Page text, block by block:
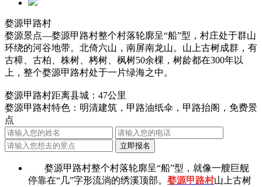
婺源甲路村
婺源景点—婺源甲路村整个村落轮廓呈“船”型，村庄处于群山
环绕的河谷地带。北倚六山，南屏南龙山。山上古树成群，有
古樟、古柏、株树、栲树、枫树50余棵，树龄都在300年以
上，整个婺源甲路村处于一片绿海之中。
婺源甲路村距离县城：47公里
婺源甲路村特色：明清建筑，甲路油纸伞，甲路抬阁，免费景
点
婺源甲路村整个村落轮廓呈“船”型，就像一艘巨舰
停靠在“几”字形流淌的绣溪顶部。 婺源甲路村山上古树